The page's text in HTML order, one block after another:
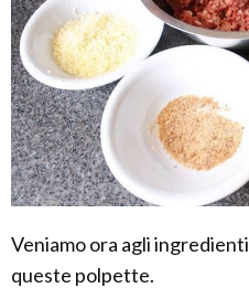
Veniamo ora agli
queste polpette.